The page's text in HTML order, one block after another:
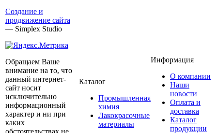
Создание и
продвижение сайта
— Simplex Studio
Обращаем Ваше
внимание на то, что
данный интернет-
сайт носит
исключительно
информационный
характер и ни при
каких
обстоятельствах не
Каталог
Промышленная
химия
Лакокрасочные
материалы
Информация
О компании
Наши
новости
Оплата и
доставка
Каталог
продукции